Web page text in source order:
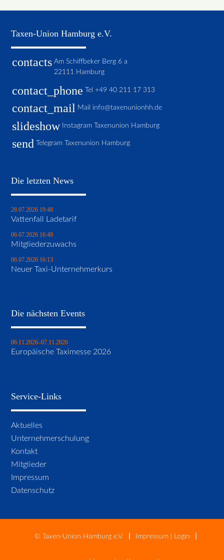
Taxen-Union Hamburg e.V.
contacts Am Schiffbeker Berg 6 a
22111 Hamburg
contact_phone Tel+49 40 211 17 313
contact_mail Mail info@taxenunionhh.de
slideshow Instagram Taxenunion Hamburg
send Telegram Taxenunion Hamburg
Die letzten News
28.07.2026 19:48
Vattenfall Ladetarif
06.07.2026 16:49
Mitgliederzuwachs
06.07.2026 16:13
Neuer Taxi-Unternehmerkurs
Die nächsten Events
06.11.2026–07.11.2026
Europäische Taximesse 2026
Service-Links
Navigation
überspringen
Aktuelles
Unternehmerschulung
Kontakt
Mitglieder
Impressum
Datenschutz
© Taxen-Union Hamburg e.V. Impressum| Login